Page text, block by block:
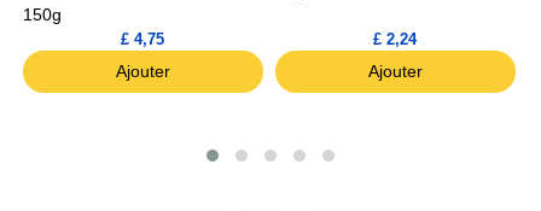
150g
£ 4,75
Ajouter
£ 2,24
Ajouter